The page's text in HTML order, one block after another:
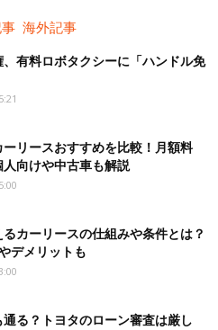
海外記事
、有料ロボタクシーに「ハンドル免
ーリースおすすめを比較！月額料
向けや中古車も解説
カーリースの仕組みや条件とは？
デメリットも
通る？トヨタのローン審査は厳し